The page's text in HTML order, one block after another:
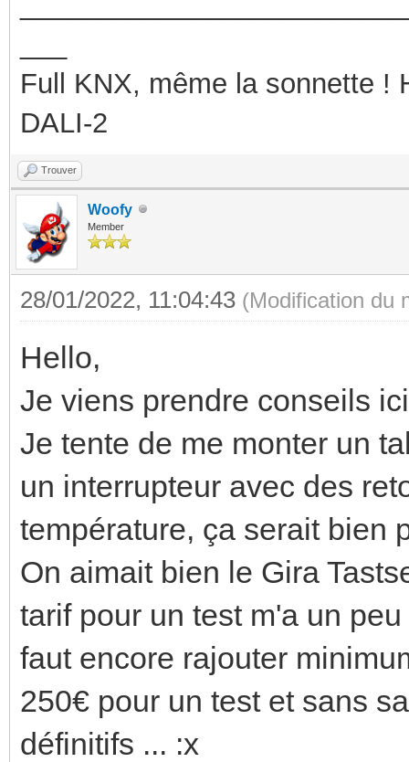
Full KNX, même la sonnette !
DALI-2
Trouver
Woofy
Member
28/01/2022, 11:04:43 (Modification du
Hello,
Je viens prendre conseils
Je tente de me monter un
un interrupteur avec des
température, ça serait bien
On aimait bien le Gira
tarif pour un test m'a un
faut encore rajouter
250€ pour un test et sans
définitifs ... :x